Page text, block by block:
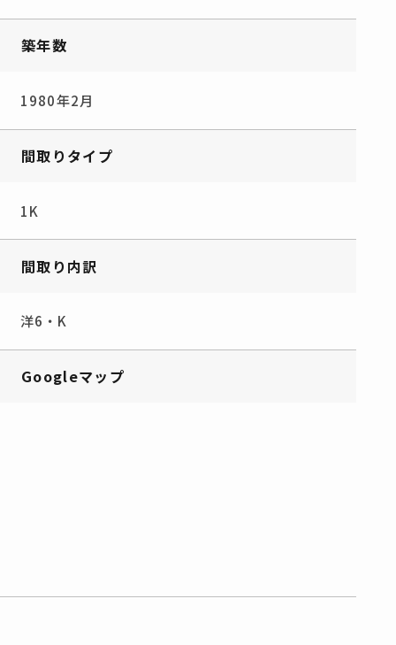
築年数
1980年2月
間取りタイプ
1K
間取り内訳
洋6・K
Googleマップ